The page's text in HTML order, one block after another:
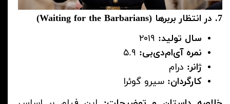
7. در انتظار بربرها (Waiting for the Barbarians)
سال تولید:
نمره آی‌ام‌دی‌بی:
ژانر: درام
کارگردان: سیرو گوئرا